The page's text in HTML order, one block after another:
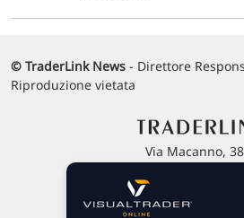
© TraderLink News - Direttore
Riproduzione vietata
Via Macanno,
P.IVA 02 452 460